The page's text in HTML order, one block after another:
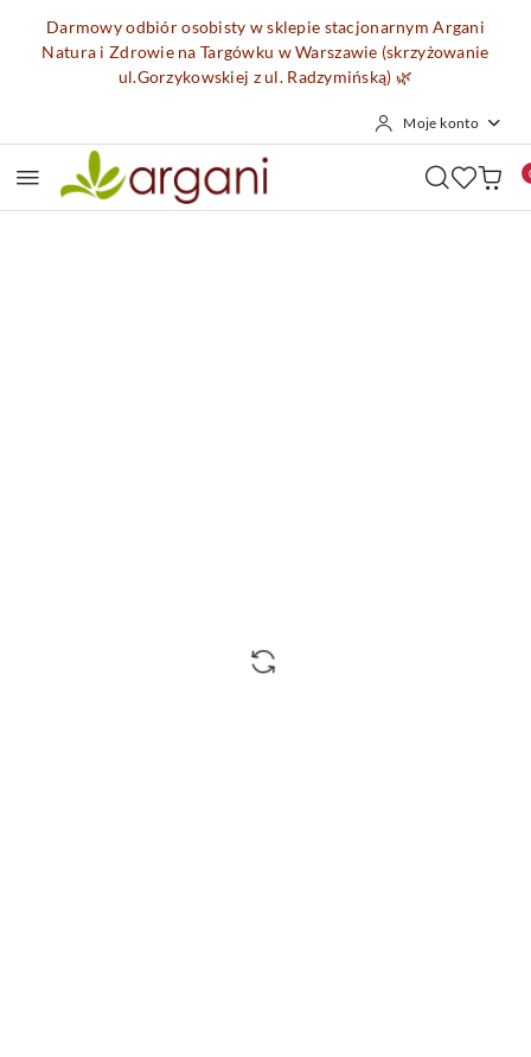
Przejdź do treści głównej
Przejdź do wyszukiwarki
Przejdź do moje konto
Przejdź do menu głównego
Przejdź do opisu produktu
Przejdź do stopki
Darmowy odbiór osobisty w sklepie stacjonarnym Argani
Natura i Zdrowie na Targówku w Warszawie (skrzyżowanie
ul.Gorzykowskiej z ul. Radzymińską) 🌿
Moje konto